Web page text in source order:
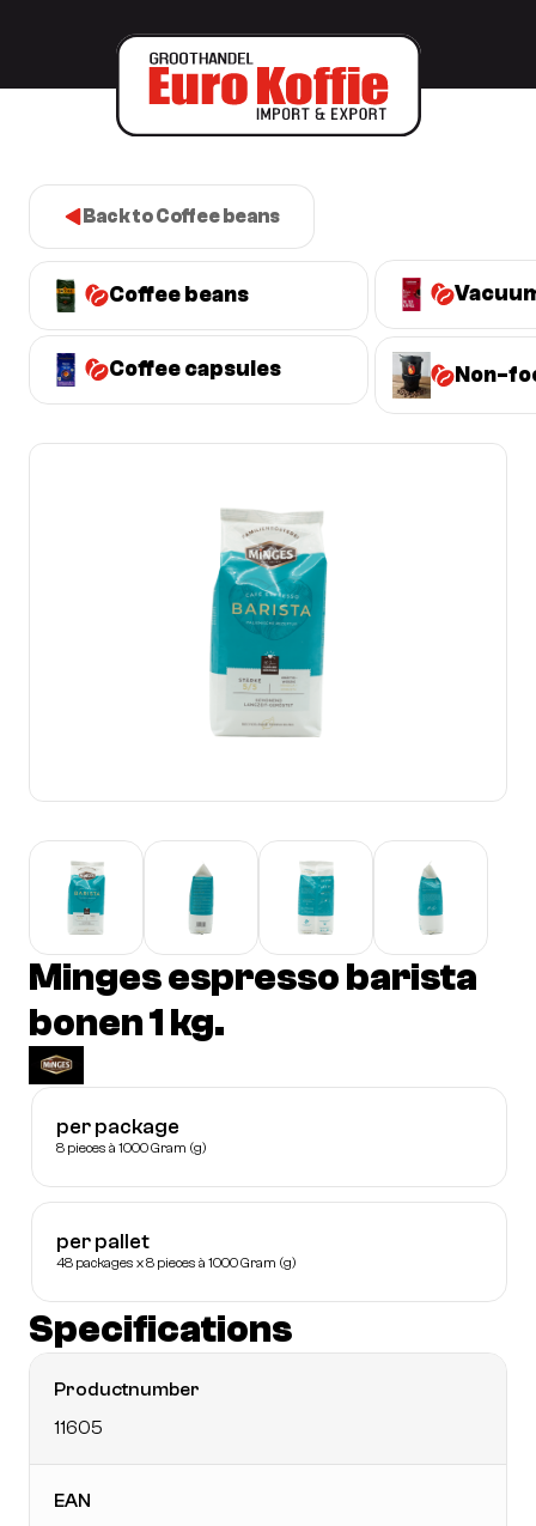
Back to Coffee beans
Coffee beans
Coffee capsules Non-
Minges espresso barista
bonen 1 kg.
per package
8 pieces à 1000 Gram (g)
per pallet
48 packages x 8 pieces à 1000 Gram (g)
Specifications
Productnumber
11605
EAN